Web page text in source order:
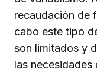
recaudación de
cabo este tipo
son limitados y
las necesidades